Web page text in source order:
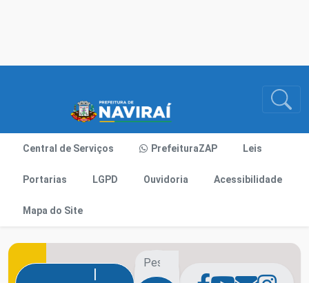
Central de Serviços PrefeituraZAP Leis
Portarias LGPD Ouvidoria Acessibilidade
Mapa do Site
|